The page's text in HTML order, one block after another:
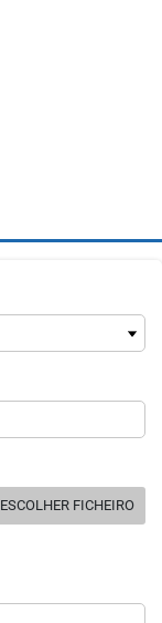
ESCOLHER FICHEIRO